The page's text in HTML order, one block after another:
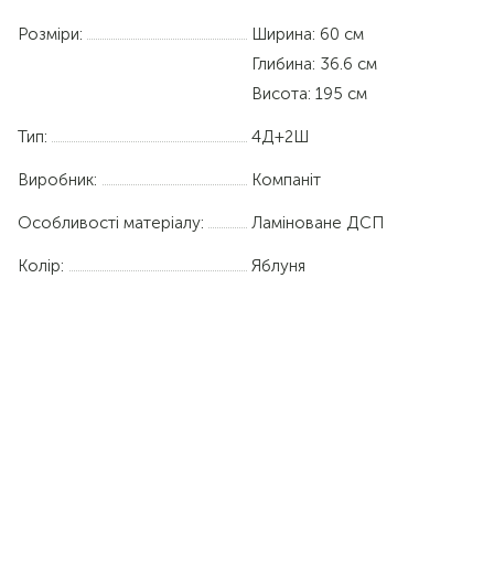
Розміри:
Ширина: 60 см
Глибина: 36.6 см
Висота: 195 см
Тип: 4Д+2Ш
Виробник: Компаніт
Особливості матеріалу: Ламіноване ДСП
Колір: Яблуня